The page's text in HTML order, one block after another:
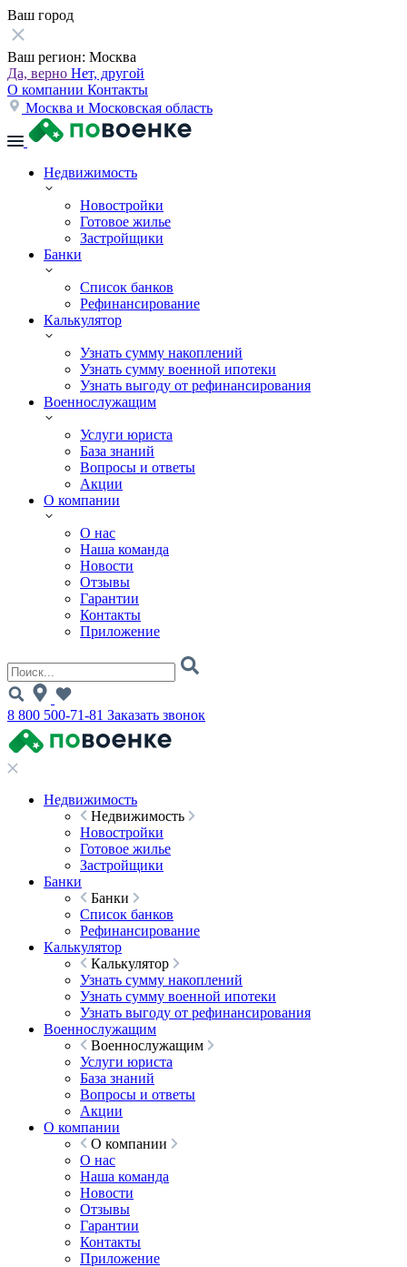
Ваш город
Ваш регион: Москва
Да, верно Нет, другой
О компании Контакты
Москва и Московская область
Недвижимость
Новостройки
Готовое жилье
Застройщики
Банки
Список банков
Рефинансирование
Калькулятор
Узнать сумму накоплений
Узнать сумму военной ипотеки
Узнать выгоду от рефинансирования
Военнослужащим
Услуги юриста
База знаний
Вопросы и ответы
Акции
О компании
О нас
Наша команда
Новости
Отзывы
Гарантии
Контакты
Приложение
8 800 500-71-81 Заказать звонок
Недвижимость
Недвижимость
Новостройки
Готовое жилье
Застройщики
Банки
Банки
Список банков
Рефинансирование
Калькулятор
Калькулятор
Узнать сумму накоплений
Узнать сумму военной ипотеки
Узнать выгоду от рефинансирования
Военнослужащим
Военнослужащим
Услуги юриста
База знаний
Вопросы и ответы
Акции
О компании
О компании
О нас
Наша команда
Новости
Отзывы
Гарантии
Контакты
Приложение